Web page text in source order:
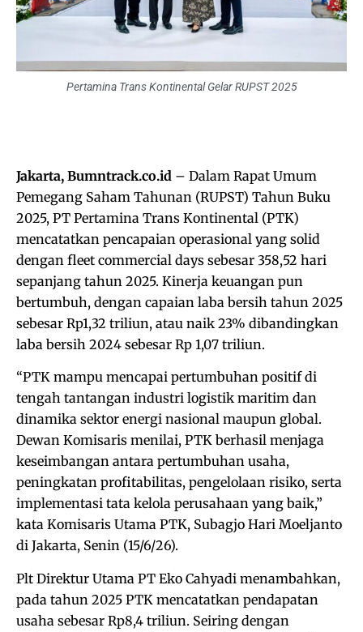
Pertamina Trans Kontinental Gelar RUPST 2025
Jakarta, Bumntrack.co.id – Dalam Rapat Umum
Pemegang Saham Tahunan (RUPST) Tahun Buku
2025, PT Pertamina Trans Kontinental (PTK)
mencatatkan pencapaian operasional yang solid
dengan fleet commercial days sebesar 358,52 hari
sepanjang tahun 2025. Kinerja keuangan pun
bertumbuh, dengan capaian laba bersih tahun 2025
sebesar Rp1,32 triliun, atau naik 23% dibandingkan
laba bersih 2024 sebesar Rp 1,07 triliun.
“PTK mampu mencapai pertumbuhan positif di
tengah tantangan industri logistik maritim dan
dinamika sektor energi nasional maupun global.
Dewan Komisaris menilai, PTK berhasil menjaga
keseimbangan antara pertumbuhan usaha,
peningkatan profitabilitas, pengelolaan risiko, serta
implementasi tata kelola perusahaan yang baik,”
kata Komisaris Utama PTK, Subagjo Hari Moeljanto
di Jakarta, Senin (15/6/26).
Plt Direktur Utama PT Eko Cahyadi menambahkan,
pada tahun 2025 PTK mencatatkan pendapatan
usaha sebesar Rp8,4 triliun. Seiring dengan